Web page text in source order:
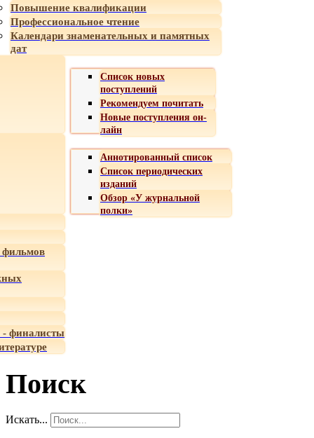
Повышение квалификации
Профессиональное чтение
Календари знаменательных и памятных
дат
Список новых
поступлений
Рекомендуем почитать
Новые поступления он-
лайн
Аннотированный список
Список периодических
изданий
Обзор «У журнальной
полки»
- финалисты
Поиск
Искать...